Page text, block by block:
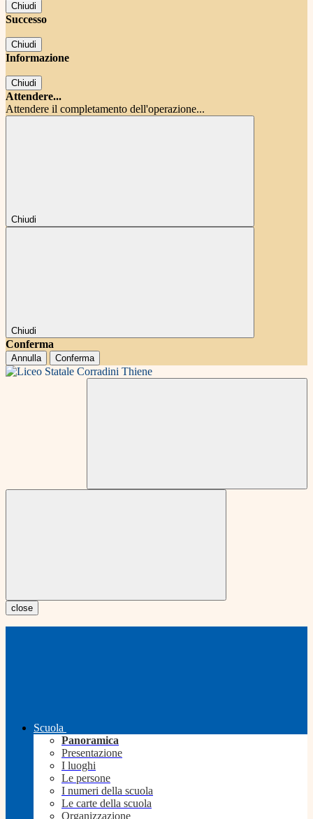
Chiudi
Successo
Chiudi
Informazione
Chiudi
Attendere...
Attendere il completamento dell'operazione...
Chiudi
Chiudi
Conferma
Annulla Conferma
close
Scuola
Panoramica
Presentazione
I luoghi
Le persone
I numeri della scuola
Le carte della scuola
Organizzazione